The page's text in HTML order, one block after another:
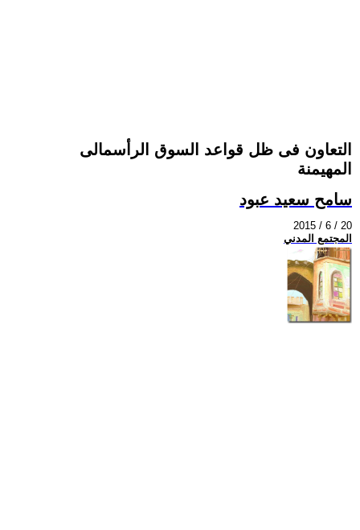
التعاون فى ظل قواعد السوق الرأسمالى
المهيمنة
سامح سعيد عبود
2015 / 6 / 20
المجتمع المدني